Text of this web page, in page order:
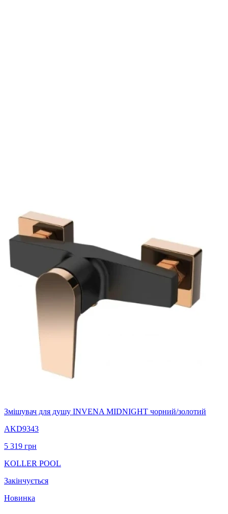
Змішувач для душу INVENA MIDNIGHT чорний/золотий
AKD9343
5 319 грн
KOLLER POOL
Закінчується
Новинка